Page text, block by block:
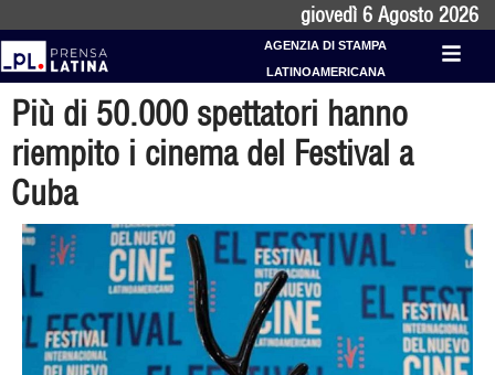
giovedì 6 Agosto 2026
AGENZIA DI STAMPA
LATINOAMERICANA
Più di 50.000 spettatori hanno
riempito i cinema del Festival a
Cuba